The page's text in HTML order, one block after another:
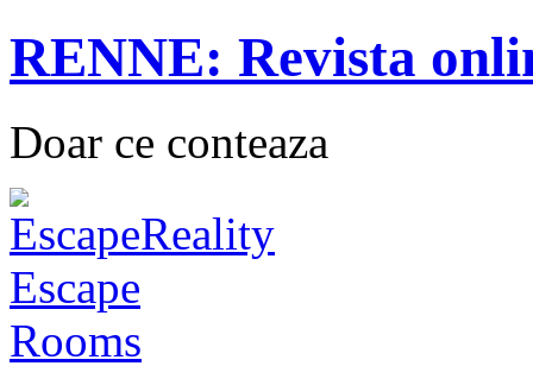
RENNE: Revista
Doar ce conteaza